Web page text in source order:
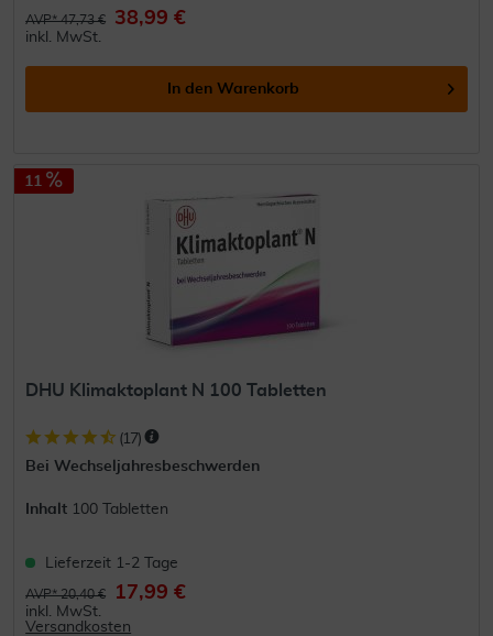
AVP* 47,73 € 38,99 €
inkl. MwSt.
In den Warenkorb
11
DHU Klimaktoplant N 100 Tabletten
(17)
Bei Wechseljahresbeschwerden
Inhalt 100 Tabletten
Lieferzeit 1-2 Tage
AVP* 20,40 € 17,99 €
inkl. MwSt.
Versandkosten